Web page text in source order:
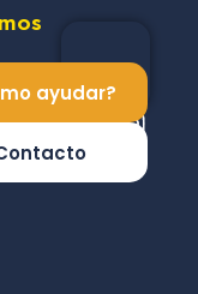
ayudar?